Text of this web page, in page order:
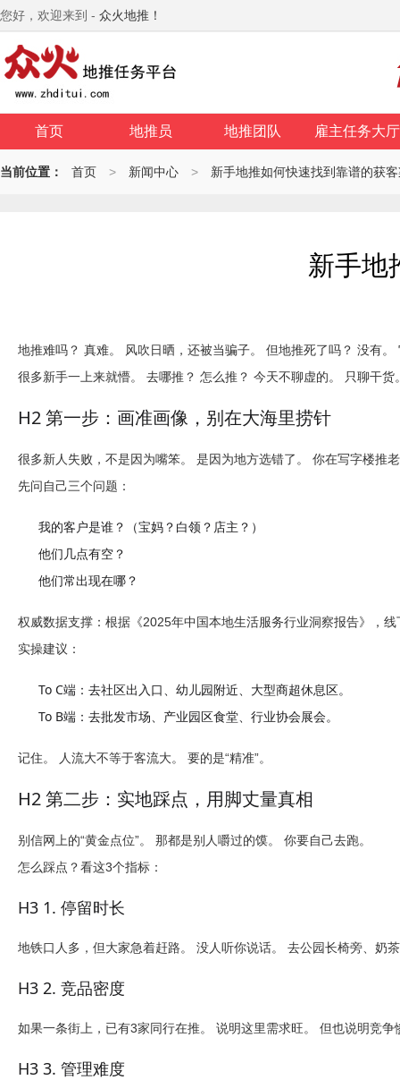
您好，欢迎来到 - 众火地推！
首页 地推员 地推团队 雇主任务大厅
当前位置： 首页 > 新闻中心 > 新手地推如何快速找到靠谱的获
新手地
地推难吗？ 真难。 风吹日晒，还被当骗子。 但地推死了吗？ 没有
很多新手一上来就懵。 去哪推？ 怎么推？ 今天不聊虚的。 只聊干
H2 第一步：画准画像，别在大海里捞针
很多新人失败，不是因为嘴笨。 是因为地方选错了。 你在写字楼推
先问自己三个问题：
我的客户是谁？（宝妈？白领？店主？）
他们几点有空？
他们常出现在哪？
权威数据支撑： 根据《2025年中国本地生活服务行业洞察报告》，
实操建议：
To C端：去社区出入口、幼儿园附近、大型商超休息区。
To B端：去批发市场、产业园区食堂、行业协会展会。
记住。 人流大不等于客流大。 要的是“精准”。
H2 第二步：实地踩点，用脚丈量真相
别信网上的“黄金点位”。 那都是别人嚼过的馍。 你要自己去跑。
怎么踩点？看这3个指标：
H3 1. 停留时长
地铁口人多，但大家急着赶路。 没人听你说话。 去公园长椅旁、奶
H3 2. 竞品密度
如果一条街上，已有3家同行在推。 说明这里需求旺。 但也说明竞争
H3 3. 管理难度